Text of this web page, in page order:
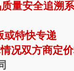
量安全追溯
或特快专递
况双方商定